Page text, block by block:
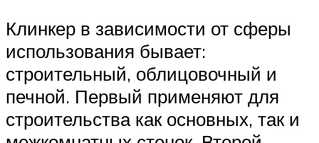
Клинкер в зависимости от сферы
использования бывает:
строительный, облицовочный и
печной. Первый применяют для
строительства как основных, так и